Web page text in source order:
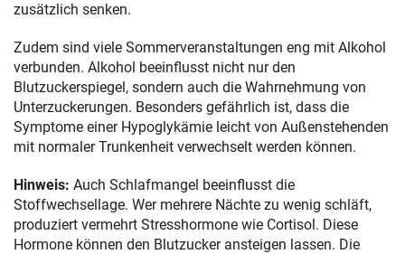
zusätzlich senken.
Zudem sind viele Sommerveranstaltungen eng mit Alkohol
verbunden. Alkohol beeinflusst nicht nur den
Blutzuckerspiegel, sondern auch die Wahrnehmung von
Unterzuckerungen. Besonders gefährlich ist, dass die
Symptome einer Hypoglykämie leicht von Außenstehenden
mit normaler Trunkenheit verwechselt werden können.
Hinweis: Auch Schlafmangel beeinflusst die
Stoffwechsellage. Wer mehrere Nächte zu wenig schläft,
produziert vermehrt Stresshormone wie Cortisol. Diese
Hormone können den Blutzucker ansteigen lassen. Die